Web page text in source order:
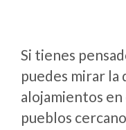
Si tienes
puedes mirar la
alojamientos
pueblos